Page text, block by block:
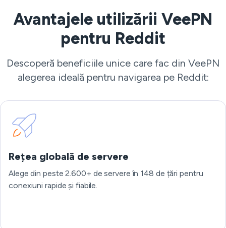
Avantajele utilizării VeePN
pentru Reddit
Descoperă beneficiile unice care fac din VeePN
alegerea ideală pentru navigarea pe Reddit:
Rețea globală de servere
Alege din peste 2.600+ de servere în 148 de țări pentru
conexiuni rapide și fiabile.